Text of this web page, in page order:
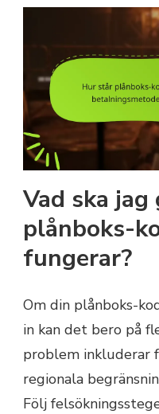
Vad ska jag
plånboks-
fungerar?
Om din plånboks-
in kan det bero på
problem inkluderar
regionala
Följ